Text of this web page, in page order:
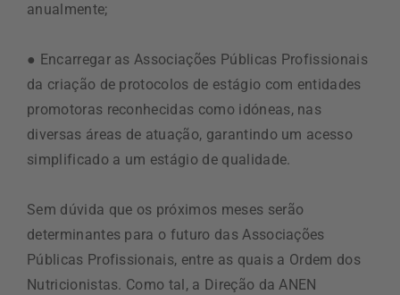
anualmente;
● Encarregar as Associações Públicas Profissionais
da criação de protocolos de estágio com entidades
promotoras reconhecidas como idóneas, nas
diversas áreas de atuação, garantindo um acesso
simplificado a um estágio de qualidade.
Sem dúvida que os próximos meses serão
determinantes para o futuro das Associações
Públicas Profissionais, entre as quais a Ordem dos
Nutricionistas. Como tal, a Direção da ANEN